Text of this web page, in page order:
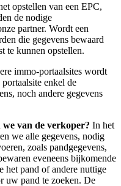
opstellen van een EPC,
de nodige
partner. Wordt een
die gegevens bewaard
te kunnen opstellen.
immo-portaalsites wordt
enkel de
noch andere gegevens
we van de verkoper? In het
we alle gegevens, nodig
zoals pandgegevens,
eveneens bijkomende
het pand of andere nuttige
uw pand te zoeken. De